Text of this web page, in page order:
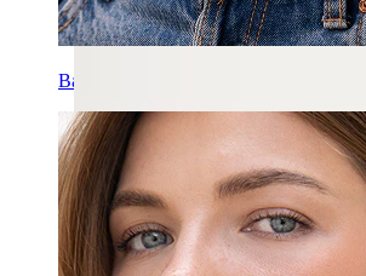
Bauchnabel